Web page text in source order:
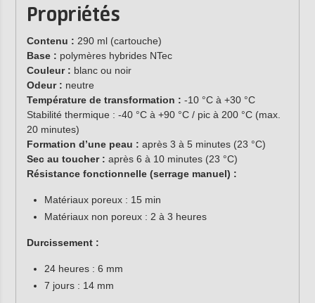
Propriétés
Contenu : 290 ml (cartouche)
Base : polymères hybrides NTec
Couleur : blanc ou noir
Odeur : neutre
Température de transformation : -10 °C à +30 °C
Stabilité thermique : -40 °C à +90 °C / pic à 200 °C (max.
20 minutes)
Formation d’une peau : après 3 à 5 minutes (23 °C)
Sec au toucher : après 6 à 10 minutes (23 °C)
Résistance fonctionnelle (serrage manuel) :
Matériaux poreux : 15 min
Matériaux non poreux : 2 à 3 heures
Durcissement :
24 heures : 6 mm
7 jours : 14 mm